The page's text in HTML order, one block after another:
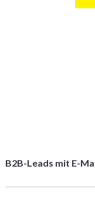
B2B-Leads mit E-